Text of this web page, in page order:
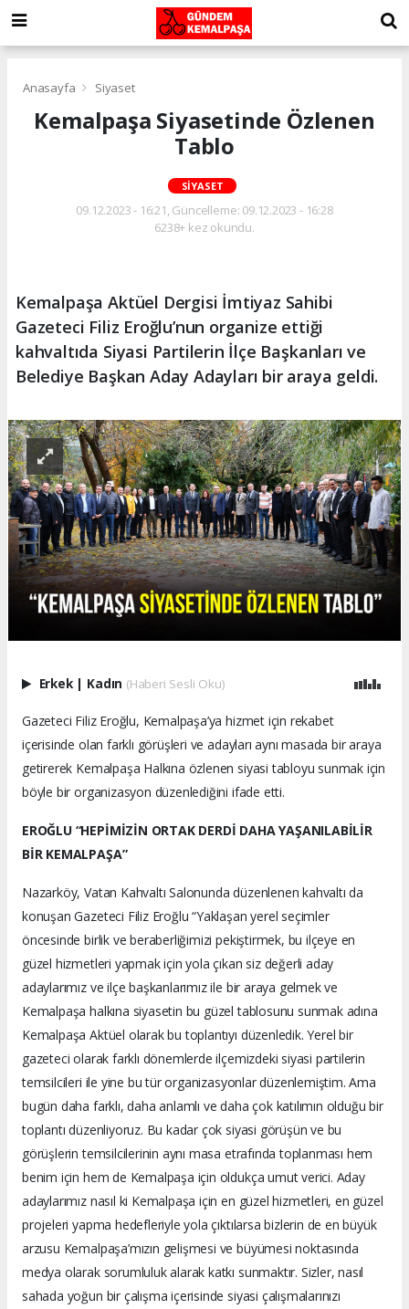
Anasayfa Siyaset
Kemalpaşa Siyasetinde Özlenen
Tablo
SIYASET
09.12.2023 - 16:21, Güncelleme: 09.12.2023 - 16:28
6238+ kez okundu.
Kemalpaşa Aktüel Dergisi İmtiyaz Sahibi
Gazeteci Filiz Eroğlu’nun organize ettiği
kahvaltıda Siyasi Partilerin İlçe Başkanları ve
Belediye Başkan Aday Adayları bir araya geldi.
Erkek | Kadın (Haberi Sesli Oku)
Gazeteci Filiz Eroğlu, Kemalpaşa’ya hizmet için rekabet
içerisinde olan farklı görüşleri ve adayları aynı masada bir araya
getirerek Kemalpaşa Halkına özlenen siyasi tabloyu sunmak için
böyle bir organizasyon düzenlediğini ifade etti.
EROĞLU “HEPİMİZİN ORTAK DERDİ DAHA YAŞANILABİLİR
BİR KEMALPAŞA”
Nazarköy, Vatan Kahvaltı Salonunda düzenlenen kahvaltı da
konuşan Gazeteci Filiz Eroğlu “Yaklaşan yerel seçimler
öncesinde birlik ve beraberliğimizi pekiştirmek, bu ilçeye en
güzel hizmetleri yapmak için yola çıkan siz değerli aday
adaylarımız ve ilçe başkanlarımız ile bir araya gelmek ve
Kemalpaşa halkına siyasetin bu güzel tablosunu sunmak adına
Kemalpaşa Aktüel olarak bu toplantıyı düzenledik. Yerel bir
gazeteci olarak farklı dönemlerde ilçemizdeki siyasi partilerin
temsilcileri ile yine bu tür organizasyonlar düzenlemiştim. Ama
bugün daha farklı, daha anlamlı ve daha çok katılımın olduğu bir
toplantı düzenliyoruz. Bu kadar çok siyasi görüşün ve bu
görüşlerin temsilcilerinin aynı masa etrafında toplanması hem
benim için hem de Kemalpaşa için oldukça umut verici. Aday
adaylarımız nasıl ki Kemalpaşa için en güzel hizmetleri, en güzel
projeleri yapma hedefleriyle yola çıktılarsa bizlerin de en büyük
arzusu Kemalpaşa’mızın gelişmesi ve büyümesi noktasında
medya olarak sorumluluk alarak katkı sunmaktır. Sizler, nasıl
sahada yoğun bir çalışma içerisinde siyasi çalışmalarınızı